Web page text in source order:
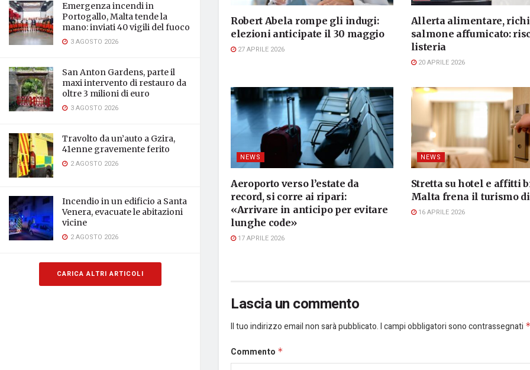
Emergenza incendi in
Portogallo, Malta tende la
mano: inviati 40 vigili del fuoco
3 AGOSTO 2026
San Anton Gardens, parte il
maxi intervento di restauro da
oltre 3 milioni di euro
3 AGOSTO 2026
Travolto da un’auto a Gzira,
41enne gravemente ferito
2 AGOSTO 2026
Incendio in un edificio a Santa
Venera, evacuate le abitazioni
vicine
2 AGOSTO 2026
CARICA ALTRI ARTICOLI
Robert Abela rompe gli indugi:
elezioni anticipate il 30 maggio
27 APRILE 2026
Allerta alimentare,
salmone affumicato:
listeria
20 APRILE 2026
NEWS
Aeroporto verso l’estate da
record, si corre ai ripari:
«Arrivare in anticipo per evitare
lunghe code»
17 APRILE 2026
NEWS
Stretta su hotel e affitti
Malta frena il turismo
16 APRILE 2026
Lascia un commento
Il tuo indirizzo email non sarà pubblicato.I campi obbligatori sono contrassegnati
Commento *